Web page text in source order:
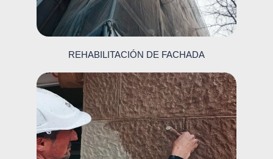
REHABILITACIÓN DE FACHADA